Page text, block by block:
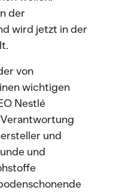
der
wird jetzt in der
von
wichtigen
Nestlé
und
und